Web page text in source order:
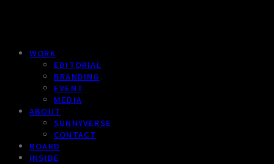
WORK
EDITORIAL
BRANDING
EVENT
MEDIA
ABOUT
SUNNYVERSE
CONTACT
BOARD
INSIDE